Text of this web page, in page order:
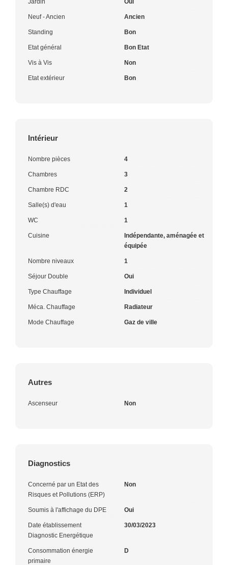
Neuf - Ancien Ancien
Standing Bon
Etat général Bon Etat
Vis à Vis Non
Etat extérieur Bon
Intérieur
Nombre pièces 4
Chambres 3
Chambre RDC 2
Salle(s) d'eau 1
WC 1
Cuisine
Indépendante, aménagée et
équipée
Nombre niveaux 1
Séjour Double Oui
Type Chauffage Individuel
Méca. Chauffage Radiateur
Mode Chauffage Gaz de ville
Autres
Ascenseur Non
Diagnostics
Concerné par un Etat des
Risques et Pollutions (ERP)
Non
Soumis à l'affichage du DPE Oui
Date établissement
Diagnostic Energétique
30/03/2023
Consommation énergie
primaire
D